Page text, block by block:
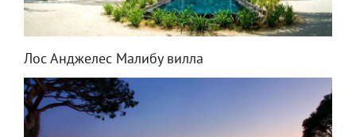
Лос Анджелес Малибу вилла